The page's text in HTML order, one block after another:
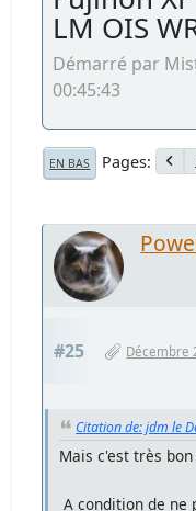
LM OIS
Démarré par
00:45:43
EN BAS Pages
#25 Décembre
Citation de: jdm le
Mais c'est très
A condition de ne